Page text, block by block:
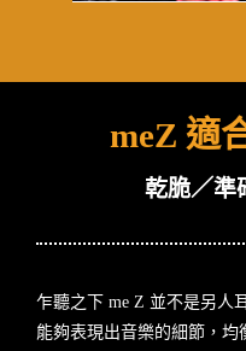
meZ 適
乾脆／準
乍聽之下 me Z 並不是另人
能夠表現出音樂的細節，